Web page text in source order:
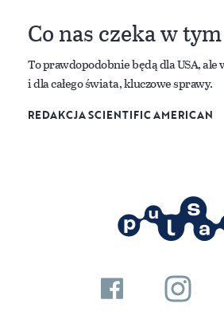
Co nas czeka w
To prawdopodobnie będą dla USA,
i dla całego świata, kluczowe sprawy.
REDAKCJA SCIENTIFIC AMERICAN